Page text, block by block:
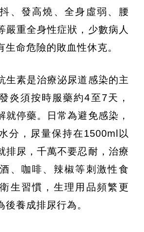
、發高燒、全身虛弱、腰
嚴重全身性症狀，少數病人
生命危險的敗血性休克。
生素是治療泌尿道感染的主
炎須按時服藥約4至7天，
就停藥。日常為避免感染，
分，尿量保持在1500ml以
排尿，千萬不要忍耐，治療
、咖啡、辣椒等刺激性食
生習慣，生理用品頻繁更
後養成排尿行為。